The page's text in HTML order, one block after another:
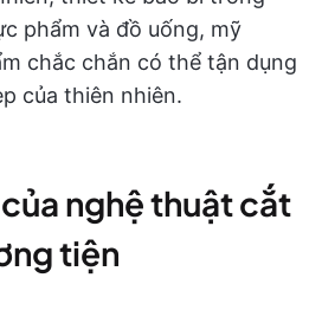
phẩm và đồ uống, mỹ
chắc chắn có thể tận dụng
của thiên nhiên.
nghệ thuật cắt
tiện